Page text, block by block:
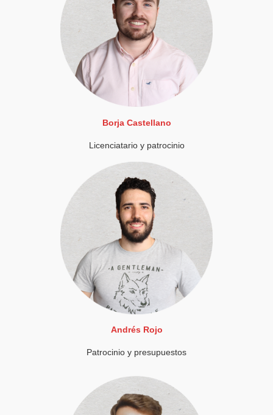
Borja Castellano
Licenciatario y patrocinio
Andrés Rojo
Patrocinio y presupuestos